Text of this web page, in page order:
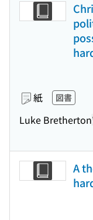
紙 図書
Luke Bretherton
A